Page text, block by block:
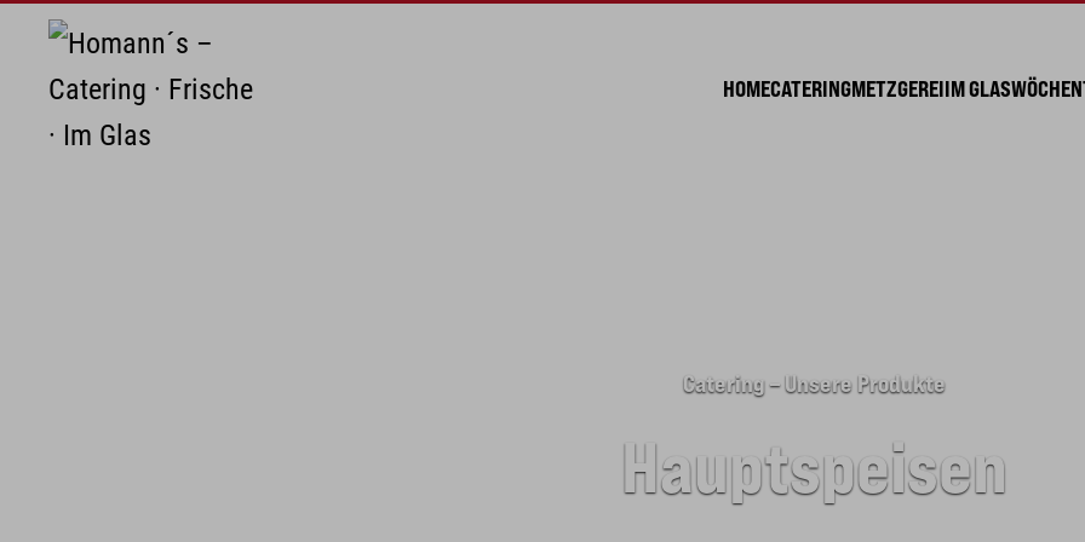
Zum Hauptinhalt springen
HOMECATERINGMETZGEREIIM GLAS
Catering – Unsere Produkte
Hauptspeisen